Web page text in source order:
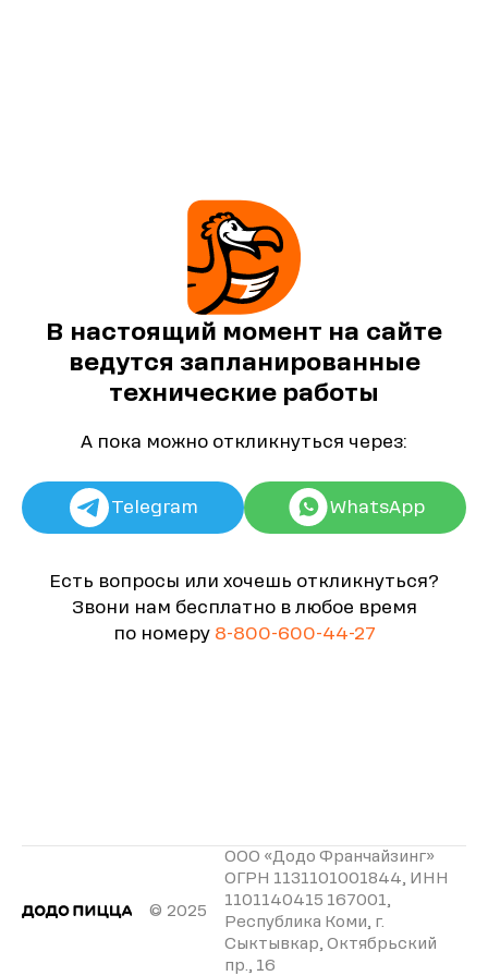
В настоящий момент на сайте
ведутся запланированные
технические работы
А пока можно откликнуться через:
Telegram WhatsApp
Есть вопросы или хочешь откликнуться?
Звони нам бесплатно в любое время
по номеру 8-800-600-44-27
© 2025
ООО «Додо Франчайзинг»
ОГРН 1131101001844, ИНН
1101140415 167001,
Республика Коми, г.
Сыктывкар, Октябрьский
пр., 16